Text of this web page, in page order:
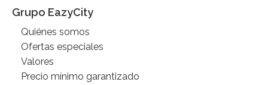
Grupo EazyCity
Quiénes somos
Ofertas especiales
Valores
Precio mínimo garantizado